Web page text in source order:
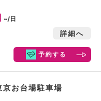
~/日
詳細へ
予約する
お台場駐車場